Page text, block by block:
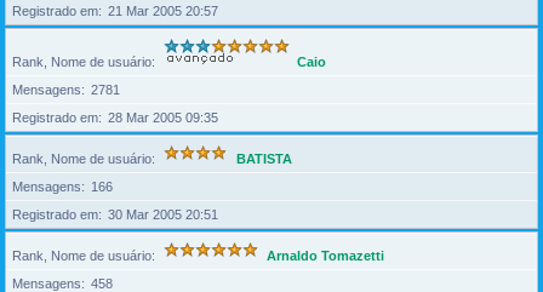
Registrado em
21 Mar 2005 20:57
Rank, Nome de usuário
Caio
Mensagens
2781
Registrado em
28 Mar 2005 09:35
Rank, Nome de usuário
BATISTA
Mensagens
166
Registrado em
30 Mar 2005 20:51
Rank, Nome de usuário
Arnaldo Tomazetti
Mensagens
458